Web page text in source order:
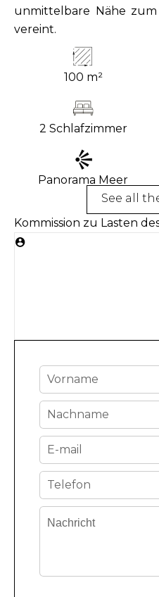
unmittelbare Nähe
vereint.
100 m²
2 Schlafzimmer
Panorama Meer
See all
Kommission zu Lasten